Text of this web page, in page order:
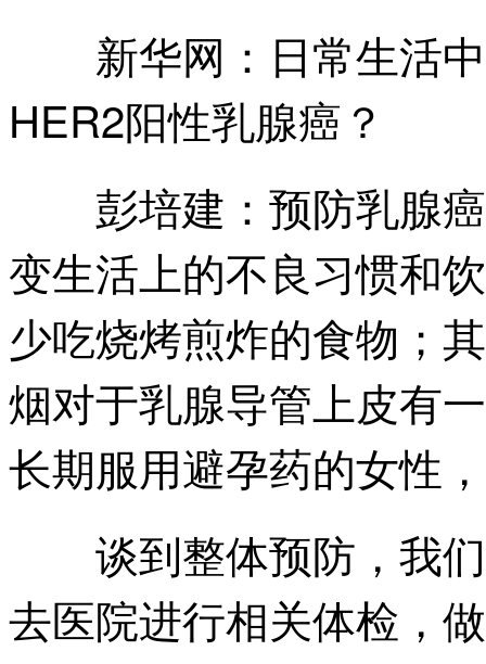
新华网： 日常生活
HER2阳性乳腺癌？
彭培建： 预防乳腺
变生活上的不良习惯和
少吃烧烤煎炸的食物；
烟对于乳腺导管上皮有
长期服用避孕药的女性
谈到整体预防，我们
去医院进行相关体检，